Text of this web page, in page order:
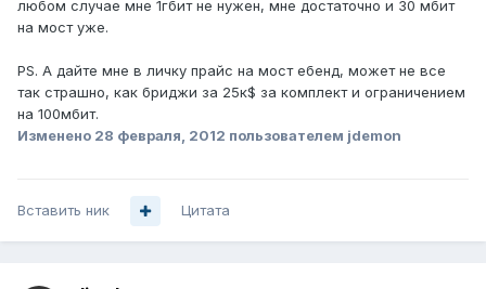
любом случае мне 1гбит не нужен, мне достаточно и 30 мбит
на мост уже.
PS. А дайте мне в личку прайс на мост ебенд, может не все
так страшно, как бриджи за 25к$ за комплект и ограничением
на 100мбит.
Изменено 28 февраля, 2012 пользователем jdemon
Вставить ник Цитата